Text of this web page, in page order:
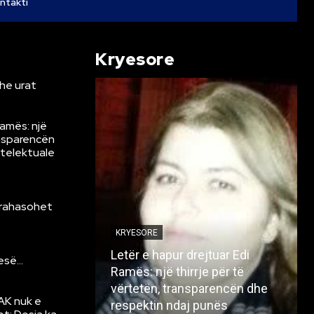
urat
një
nuk e
Kryesore
KRYESORE
Letër e hapur drejtuar Edi
Ramës: një thirrje për të
vërtetën, transparencën dhe
respektin ndaj punës